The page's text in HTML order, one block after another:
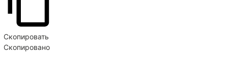
Скопировать
Скопировано